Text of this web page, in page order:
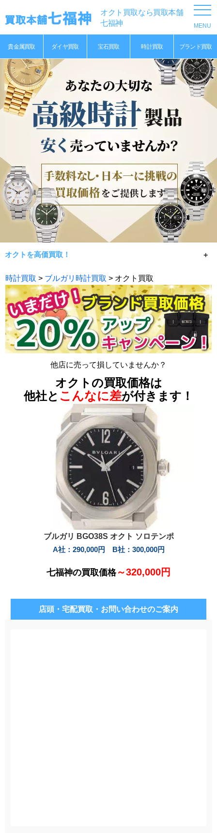
オクト買取なら買取本舗
七福神
貴金属買取 ダイヤ買取 宝石買取 時計買取 ブランド買取
オクトを高価買取！
オクト買取なら常に相場限界買取で手数料無料の七福神！
ディアゴノ、オクト、アショーマなどブルガリの時計を業
界トップクラスの査定額をご提示致します。状態が良くな
い、ギャランティなし箱なしのお品物でも最大限の価格提
示を致します。宅配でのお買取は無料キットで全国どこか
らでもご利用頂けます。
時計買取 > ブルガリ時計買取 > オクト買取
他店に売って損していませんか？
オクトの買取価格は
他社と こんなに差が付きます！
ブルガリ BGO38S オクト ソロテンポ
A社：290,000円 B社：300,000円
七福神の買取価格～320,000円
店頭・宅配買取・お問い合わせのご案内